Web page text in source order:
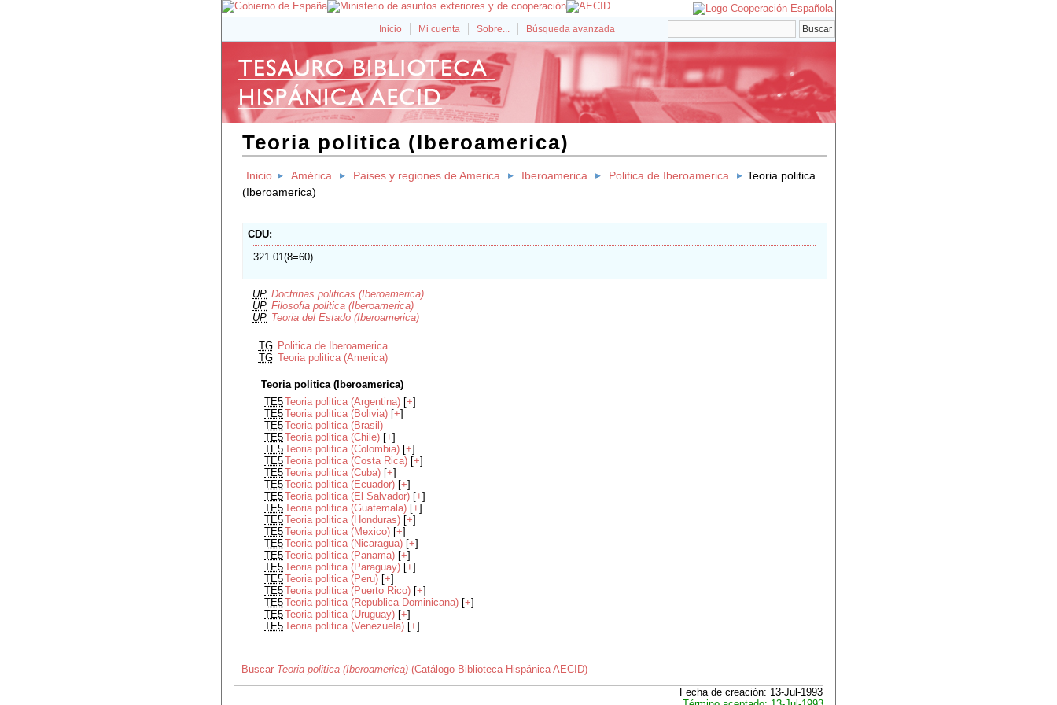
Inicio Mi cuenta Sobre... Búsqueda avanzada
Teoria politica (Iberoamerica)
Inicio América Paises y regiones de America Iberoamerica Politica de Iberoamerica
Teoria politica
(Iberoamerica)
CDU
321.01(8=60)
UP Doctrinas politicas (Iberoamerica)
UP Filosofia politica (Iberoamerica)
UP Teoria del Estado (Iberoamerica)
TG Politica de Iberoamerica
TG Teoria politica (America)
Teoria politica (Iberoamerica)
TE5Teoria politica (Argentina) [+]
TE5Teoria politica (Bolivia) [+]
TE5Teoria politica (Brasil)
TE5Teoria politica (Chile) [+]
TE5Teoria politica (Colombia) [+]
TE5Teoria politica (Costa Rica) [+]
TE5Teoria politica (Cuba) [+]
TE5Teoria politica (Ecuador) [+]
TE5Teoria politica (El Salvador) [+]
TE5Teoria politica (Guatemala) [+]
TE5Teoria politica (Honduras) [+]
TE5Teoria politica (Mexico) [+]
TE5Teoria politica (Nicaragua) [+]
TE5Teoria politica (Panama) [+]
TE5Teoria politica (Paraguay) [+]
TE5Teoria politica (Peru) [+]
TE5Teoria politica (Puerto Rico) [+]
TE5Teoria politica (Republica Dominicana) [+]
TE5Teoria politica (Uruguay) [+]
TE5Teoria politica (Venezuela) [+]
Buscar Teoria politica (Iberoamerica) (Catálogo Biblioteca Hispánica AECID)
Fecha de creación: 13-Jul-1993